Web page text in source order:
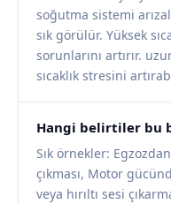
soğutma sistemi
sık görülür. Yüksek
sorunlarını artırır.
sıcaklık stresini
Hangi belirtiler bu
Sık örnekler:
çıkması, Motor
veya hırıltı sesi